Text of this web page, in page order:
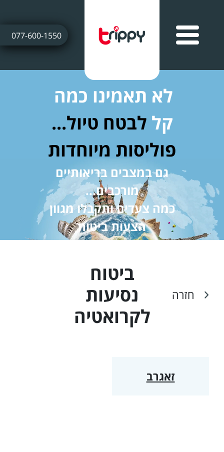
077-600-1550
לא תאמינו כמה
קל לבטח טיול...
פוליסות מיוחדות
גם במצבים בריאותיים
מורכבים...
כמה צעדים ותקבלו מגוון
הצעות ביטוח
חזרה
ביטוח
נסיעות
לקרואטיה
זאגרב